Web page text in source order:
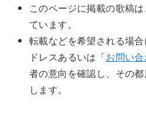
このページに掲載の歌稿
ています。
転載などを希望される場
ドレスあるいは「お問い
者の意向を確認し、その
します。